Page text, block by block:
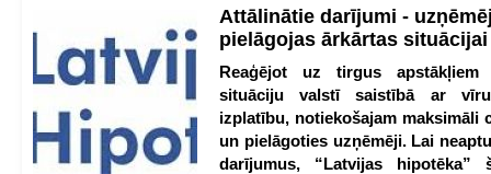
Attālinātie darījumi -
pielāgojas ārkārtas
Reaģējot uz tirgus apstākļiem
situāciju valstī saistībā ar
izplatību, notiekošajam maksimāli
un pielāgoties uzņēmēji. Lai
darījumus, “Latvijas hipotēka”